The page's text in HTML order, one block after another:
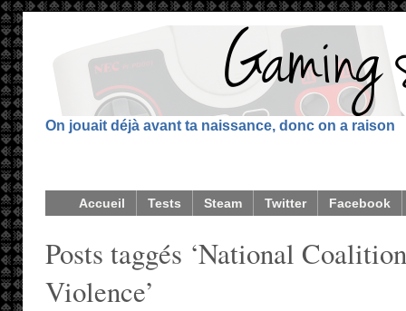
On jouait déjà avant ta naissance, donc on a raison
Accueil Tests Steam Twitter Facebook
Posts taggés ‘National
Violence’